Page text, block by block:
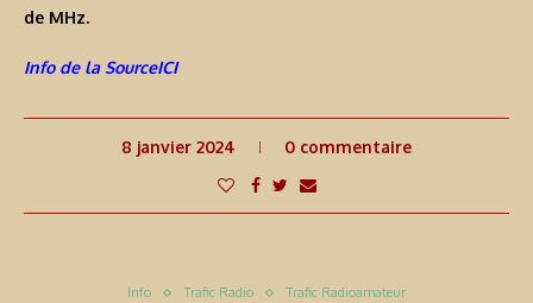
de MHz.
Info de la SourceICI
8 janvier 2024 0 commentaire
Info Trafic Radio Trafic Radioamateur